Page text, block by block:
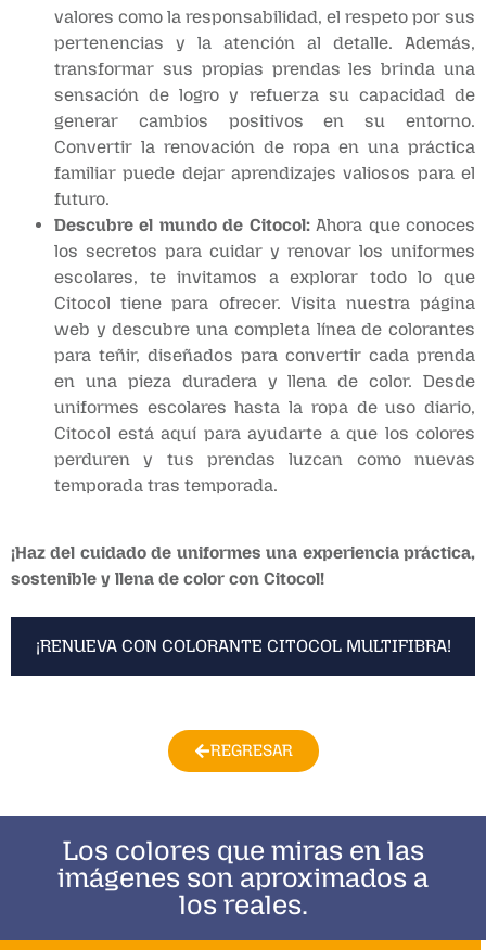
valores como la responsabilidad, el respeto por sus
pertenencias y la atención al detalle. Además,
transformar sus propias prendas les brinda una
sensación de logro y refuerza su capacidad de
generar cambios positivos en su entorno.
Convertir la renovación de ropa en una práctica
familiar puede dejar aprendizajes valiosos para el
futuro.
Descubre el mundo de Citocol:Ahora que conoces
los secretos para cuidar y renovar los uniformes
escolares, te invitamos a explorar todo lo que
Citocol tiene para ofrecer. Visita nuestra página
web y descubre una completa línea de colorantes
para teñir, diseñados para convertir cada prenda
en una pieza duradera y llena de color. Desde
uniformes escolares hasta la ropa de uso diario,
Citocol está aquí para ayudarte a que los colores
perduren y tus prendas luzcan como nuevas
temporada tras temporada.
¡Haz del cuidado de uniformes una experiencia práctica,
sostenible y llena de color con Citocol!
¡RENUEVA CON COLORANTE CITOCOL MULTIFIBRA!
REGRESAR
Los colores que miras en las
imágenes son aproximados a
los reales.